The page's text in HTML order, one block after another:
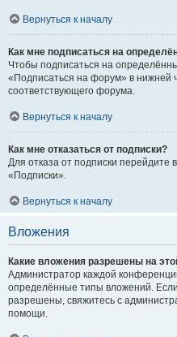
Вернуться к началу
Как мне подписаться на
Чтобы подписаться на
«Подписаться на форум» в нижней
соответствующего форума.
Вернуться к началу
Как мне отказаться от подписки?
Для отказа от подписки перейдите
«Подписки».
Вернуться к началу
Вложения
Какие вложения разрешены на
Администратор каждой
определённые типы вложений.
разрешены, свяжитесь с
помощи.